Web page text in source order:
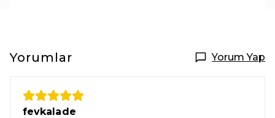
Yorumlar Yorum Yap
fevkalade